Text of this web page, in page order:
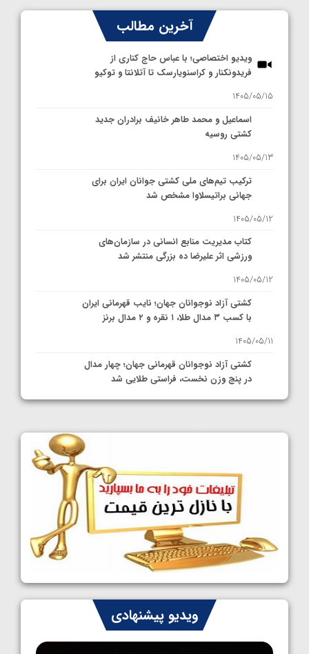
آخرین مطالب
ویدیو اختصاصی؛ با عباس حاج کناری از
فریدونکنار و کراسنویارسک تا آتلانتا و توکیو
1405/05/15
اسماعیل و محمد طاهر خانیف برادران جدید
کشتی روسیه
1405/05/13
ترکیب تیم‌های ملی کشتی جوانان ایران برای
جهانی براتیسلاوا مشخص شد
1405/05/12
کتاب مدیریت منابع انسانی در سازمان‌های
ورزشی اثر علیرضا ده بزرگی منتشر شد
1405/05/12
کشتی آزاد نوجوانان جهان؛ نایب قهرمانی ایران
با کسب ۳ مدال طلا، ۱ نقره و ۲ مدال برنز
1405/05/11
کشتی آزاد نوجوانان قهرمانی جهان؛ چهار مدال
در پنج وزن نخست، فراستی طلایی شد
1405/05/11
کشتی آزاد نوجوانان جهان؛ رقبای نمایندگان
ایران مشخص شدند
1405/05/08
کشتی فرنگی نوجوانان جهان؛ سکوی تیمی
سوم برای ایران
1405/05/07
ایران چشم به راه چهار مدال در پنج وزن دوم
کشتی فرنگی نوجوانان جهان
1405/05/06
ویدیو پیشنهادی